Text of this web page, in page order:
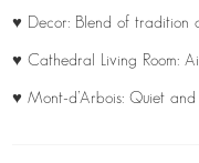
♥ Decor: Blend of tradition
♥ Cathedral Living Room:
♥ Mont-d’Arbois: Quiet